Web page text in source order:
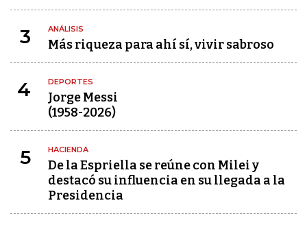
3 ANÁLISIS
Más riqueza para ahí sí, vivir sabroso
4 DEPORTES
Jorge Messi
(1958-2026)
5 HACIENDA
De la Espriella se reúne con Milei y
destacó su influencia en su llegada a la
Presidencia